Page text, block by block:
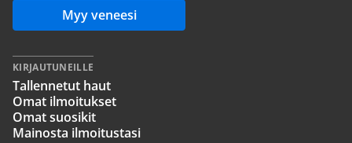
Myy veneesi
KIRJAUTUNEILLE
Tallennetut haut
Omat ilmoitukset
Omat suosikit
Mainosta ilmoitustasi